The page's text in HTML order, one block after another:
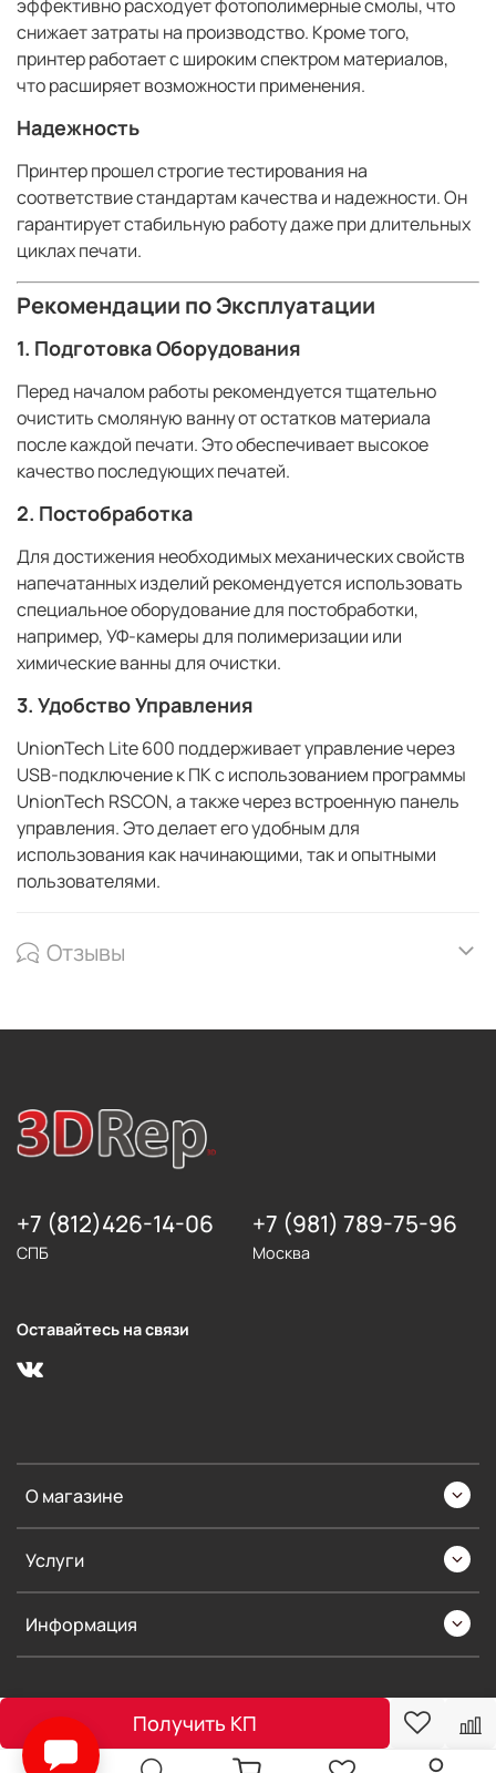
Получить КП
эффективно расходует фотополимерные смолы, что
снижает затраты на производство. Кроме того,
принтер работает с широким спектром материалов,
что расширяет возможности применения.
Надежность
Принтер прошел строгие тестирования на
соответствие стандартам качества и надежности. Он
гарантирует стабильную работу даже при длительных
циклах печати.
Рекомендации по Эксплуатации
1. Подготовка Оборудования
Перед началом работы рекомендуется тщательно
очистить смоляную ванну от остатков материала
после каждой печати. Это обеспечивает высокое
качество последующих печатей.
2. Постобработка
Для достижения необходимых механических свойств
напечатанных изделий рекомендуется использовать
специальное оборудование для постобработки,
например, УФ-камеры для полимеризации или
химические ванны для очистки.
3. Удобство Управления
UnionTech Lite 600 поддерживает управление через
USB-подключение к ПК с использованием программы
UnionTech RSCON, а также через встроенную панель
управления. Это делает его удобным для
использования как начинающими, так и опытными
пользователями.
Отзывы
О магазине
Услуги
Информация
+7 (812)426-14-06
СПБ
+7 (981) 789-75-96
Москва
Оставайтесь на связи